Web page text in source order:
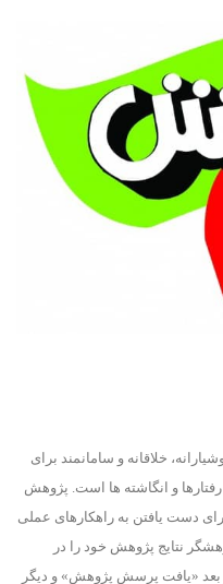
خلاقانه و سامانمند برای
رفتارها و انگاشته ها است. پژوهش
دست یافتن به راهکارهای عملی
نتایج پژوهش خود را در
«یافت پرسش پژوهش» و دیگر